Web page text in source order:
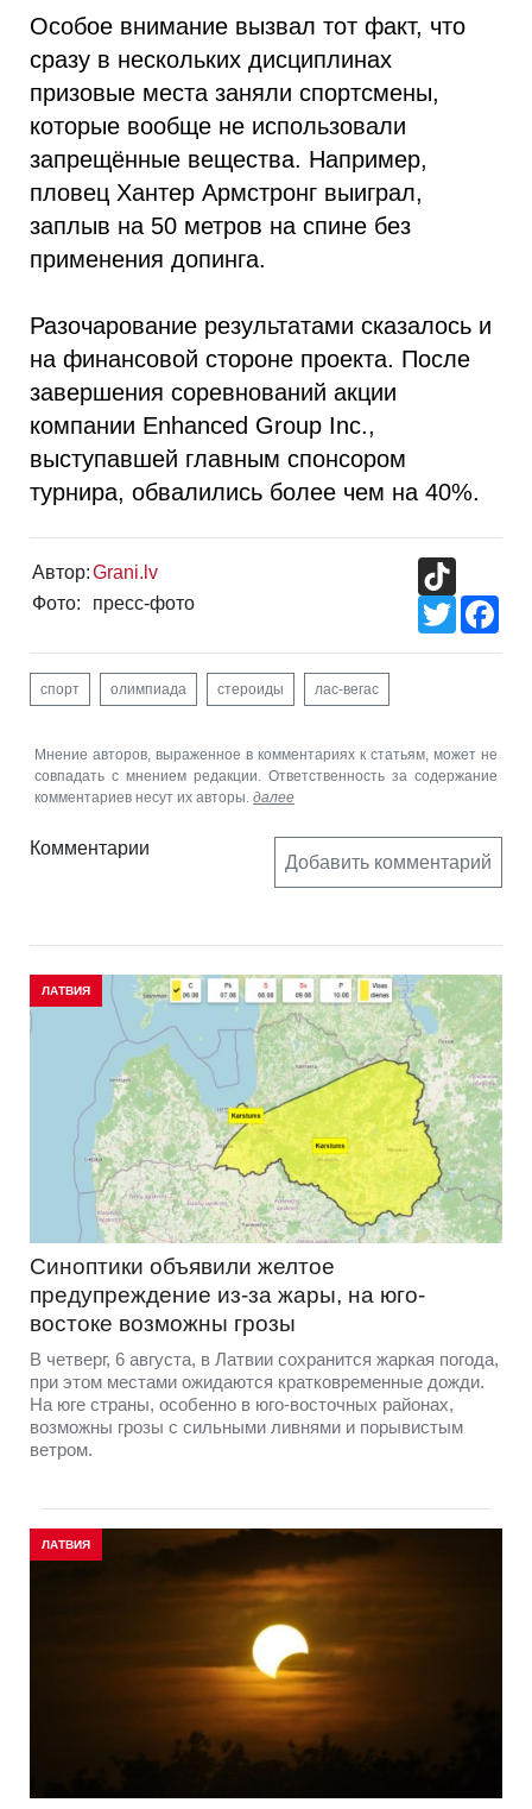
Особое внимание вызвал тот факт, что
сразу в нескольких дисциплинах
призовые места заняли спортсмены,
которые вообще не использовали
запрещённые вещества. Например,
пловец Хантер Армстронг выиграл,
заплыв на 50 метров на спине без
применения допинга.
Разочарование результатами сказалось и
на финансовой стороне проекта. После
завершения соревнований акции
компании Enhanced Group Inc.,
выступавшей главным спонсором
турнира, обвалились более чем на 40%.
Автор:Grani.lv
Фото:
пресс-фото
Twitter
спорт олимпиада стероиды лас-вегас
Мнение авторов, выраженное в комментариях к статьям, может не
совпадать с мнением редакции. Ответственность за содержание
комментариев несут их авторы. далее
Комментарии
Добавить комментарий
ЛАТВИЯ
Синоптики объявили желтое
предупреждение из-за жары, на юго-
востоке возможны грозы
В четверг, 6 августа, в Латвии сохранится жаркая погода,
при этом местами ожидаются кратковременные дожди.
На юге страны, особенно в юго-восточных районах,
возможны грозы с сильными ливнями и порывистым
ветром.
ЛАТВИЯ